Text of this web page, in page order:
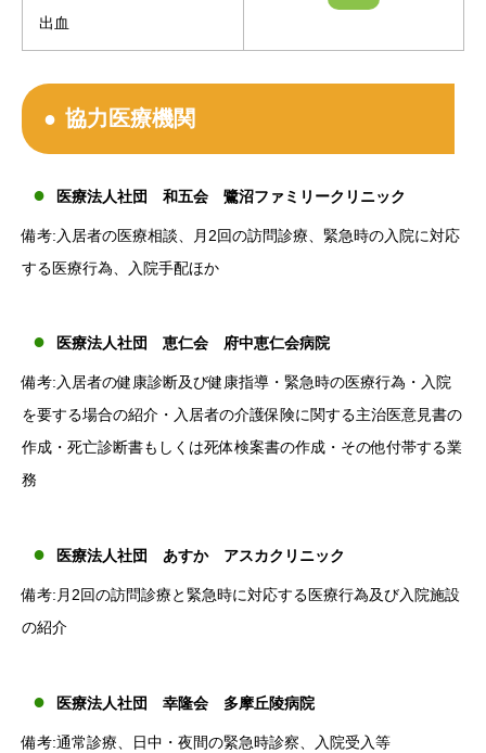
出血
協力医療機関
医療法人社団 和五会 鷺沼ファミリークリニック
備考:入居者の医療相談、月2回の訪問診療、緊急時の入院に対応
する医療行為、入院手配ほか
医療法人社団 恵仁会 府中恵仁会病院
備考:入居者の健康診断及び健康指導・緊急時の医療行為・入院
を要する場合の紹介・入居者の介護保険に関する主治医意見書の
作成・死亡診断書もしくは死体検案書の作成・その他付帯する業
務
医療法人社団 あすか アスカクリニック
備考:月2回の訪問診療と緊急時に対応する医療行為及び入院施設
の紹介
医療法人社団 幸隆会 多摩丘陵病院
備考:通常診療、日中・夜間の緊急時診察、入院受入等